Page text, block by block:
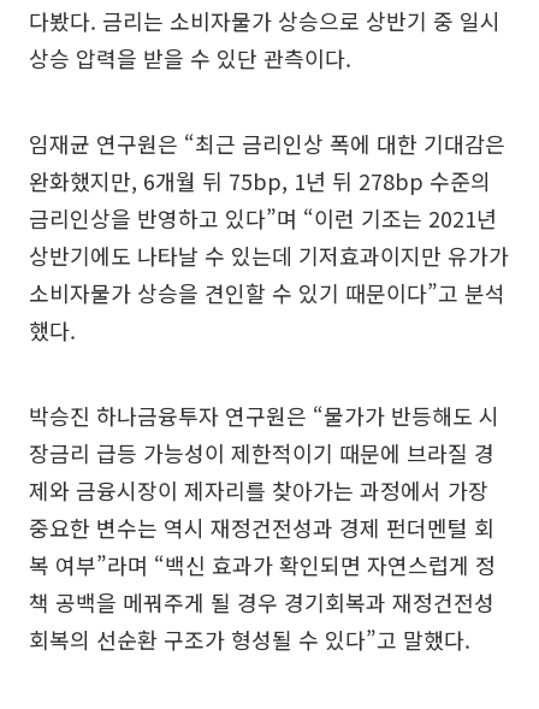
다봤다. 금리는 소비자물가 상승으로 상반기 중 일시
상승 압력을 받을 수 있단 관측이다.
임재균 연구원은 “최근 금리인상 폭에 대한 기대감은
완화했지만, 6개월 뒤 75bp, 1년 뒤 278bp 수준의
금리인상을 반영하고 있다”며 “이런 기조는 2021년
상반기에도 나타날 수 있는데 기저효과이지만 유가가
소비자물가 상승을 견인할 수 있기 때문이다”고 분석
했다.
박승진 하나금융투자 연구원은 “물가가 반등해도 시
장금리 급등 가능성이 제한적이기 때문에 브라질 경
제와 금융시장이 제자리를 찾아가는 과정에서 가장
중요한 변수는 역시 재정건전성과 경제 펀더멘털 회
복 여부”라며 “백신 효과가 확인되면 자연스럽게 정
책 공백을 메꿔주게 될 경우 경기회복과 재정건전성
회복의 선순환 구조가 형성될 수 있다”고 말했다.